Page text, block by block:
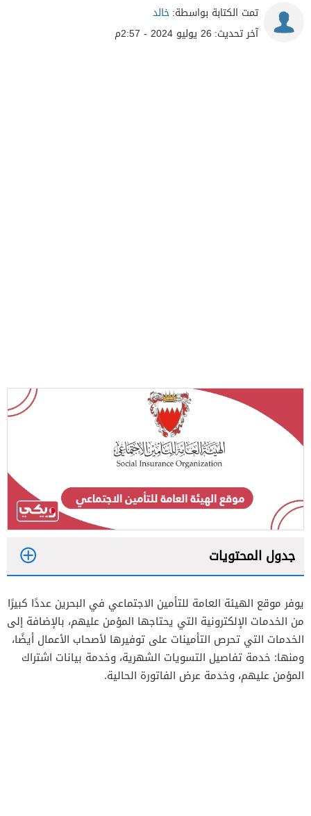
تمت الكتابة بواسطة:خالد
آخر تحديث: 26 يوليو 2024 - 2:57م
جدول المحتويات
2
يوفر موقع الهيئة العامة للتأمين الاجتماعي في البحرين عددًا كبيرًا
من الخدمات الإلكترونية التي يحتاجها المؤمن عليهم، بالإضافة إلى
الخدمات التي تحرص التأمينات على توفيرها لأصحاب الأعمال أيضًا،
ومنها: خدمة تفاصيل التسويات الشهرية، وخدمة بيانات اشتراك
المؤمن عليهم، وخدمة عرض الفاتورة الحالية.